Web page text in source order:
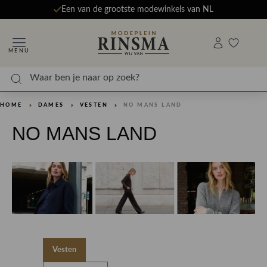
Een van de grootste modewinkels van NL
MENU
HOME DAMES VESTEN NO MANS LAND
NO MANS LAND
Vesten